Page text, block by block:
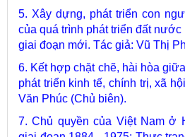
của quá trình phát triển đất
giai đoạn mới. Tác giả: Vũ Thị
6. Kết hợp chặt chẽ, hài hòa
phát triển kinh tế, chính trị, xã
Văn Phúc (Chủ biên).
7. Chủ quyền của Việt Nam ở
giai đoạn 1884 - 1975: Thực
Tác giả: Thượng tướng,